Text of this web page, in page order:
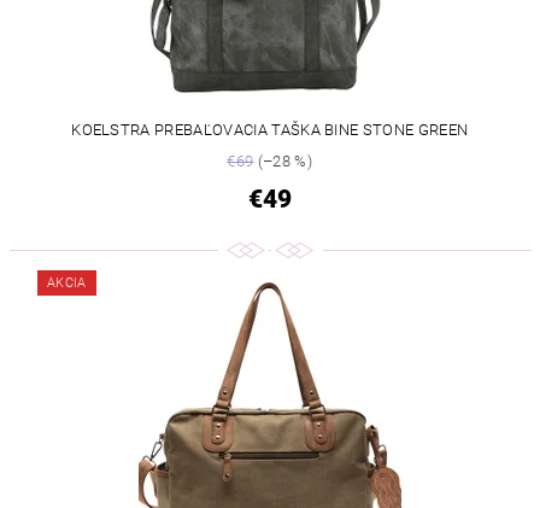
KOELSTRA PREBAĽOVACIA TAŠKA BINE STONE GREEN
€69(–28 %)
€49
AKCIA